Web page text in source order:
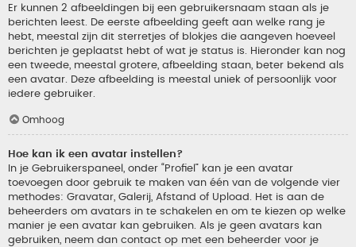
Er kunnen 2 afbeeldingen bij een gebruikersnaam staan als je
berichten leest. De eerste afbeelding geeft aan welke rang je
hebt, meestal zijn dit sterretjes of blokjes die aangeven hoeveel
berichten je geplaatst hebt of wat je status is. Hieronder kan nog
een tweede, meestal grotere, afbeelding staan, beter bekend als
een avatar. Deze afbeelding is meestal uniek of persoonlijk voor
iedere gebruiker.
Omhoog
Hoe kan ik een avatar instellen?
In je Gebruikerspaneel, onder “Profiel” kan je een avatar
toevoegen door gebruik te maken van één van de volgende vier
methodes: Gravatar, Galerij, Afstand of Upload. Het is aan de
beheerders om avatars in te schakelen en om te kiezen op welke
manier je een avatar kan gebruiken. Als je geen avatars kan
gebruiken, neem dan contact op met een beheerder voor je